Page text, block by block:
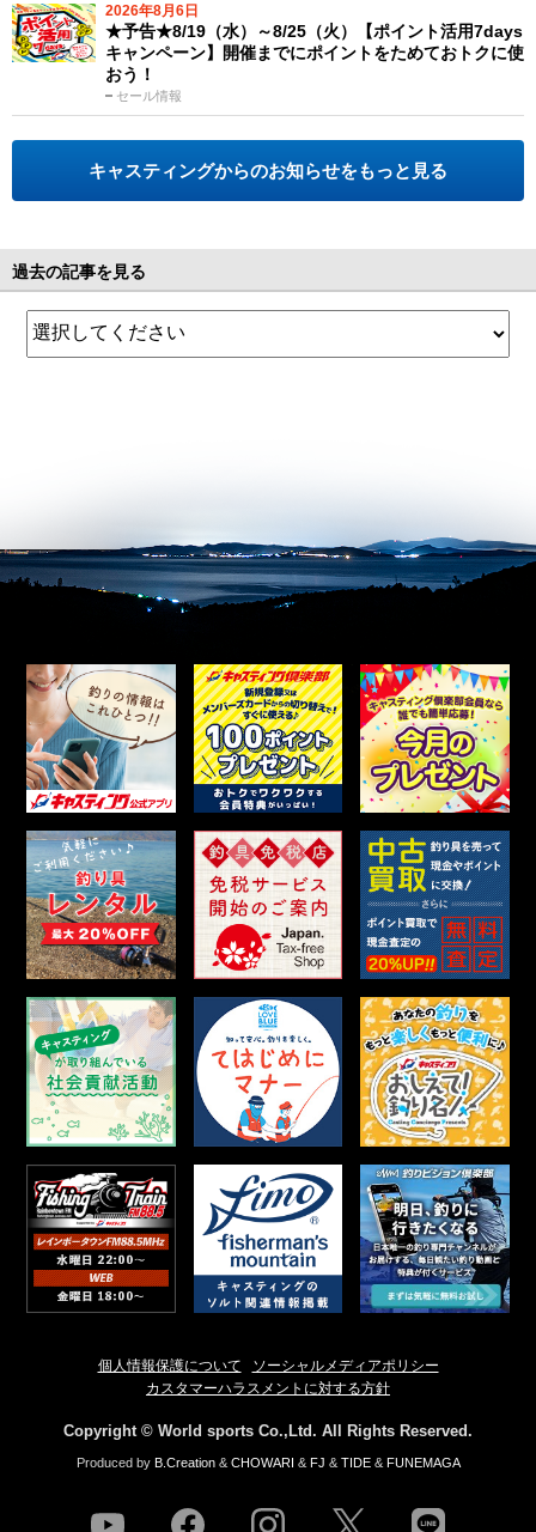
2026年8月6日
セール情報
★予告★8/19（水）～8/25（火）【ポイント活用7days
キャンペーン】開催までにポイントをためておトクに使
おう！
キャスティングからのお知らせをもっと見る
過去の記事を見る
個人情報保護について
ソーシャルメディアポリシー
カスタマーハラスメントに対する方針
Copyright © World sports Co.,Ltd. All Rights Reserved.
Produced by B.Creation& CHOWARI & FJ & TIDE& FUNEMAGA
youtube facebook instagram line